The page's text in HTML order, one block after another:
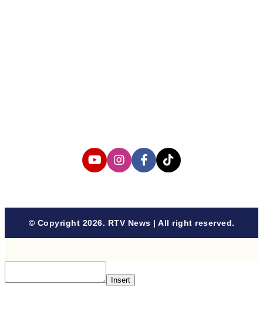
© Copyright 2026. RTV News | All right reserved.
Insert